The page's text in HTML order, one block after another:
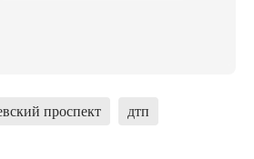
проспект
дтп